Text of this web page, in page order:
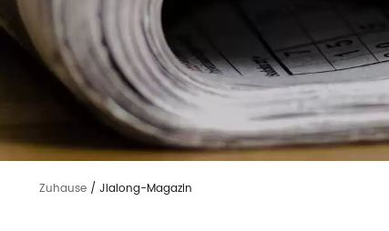
Zuhause/ Jialong-Magazin